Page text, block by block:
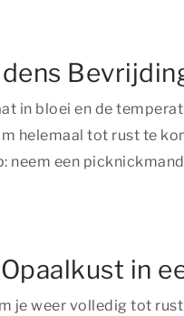
in bloei en de
helemaal tot rust te
een
in
je weer volledig tot